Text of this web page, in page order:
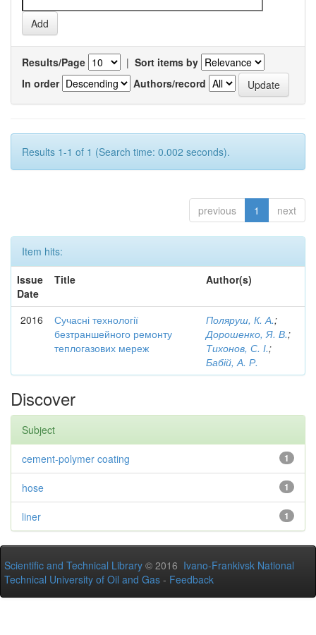
Results/Page | Sort items by
In order
Authors/record
Results 1-1 of 1 (Search time: 0.002 seconds).
previous 1 next
Item hits:
Issue
Date
Title Author(s)
2016
Сучасні технології
безтраншейного ремонту
теплогазових мереж
Поляруш, К. А.;
Дорошенко, Я. В.;
Тихонов, С. І.;
Бабій, А. Р.
Discover
Subject
1
cement-polymer coating
1
hose
1
liner
Scientific and Technical Library © 2016 Ivano-Frankivsk National
Technical University of Oil and Gas - Feedback